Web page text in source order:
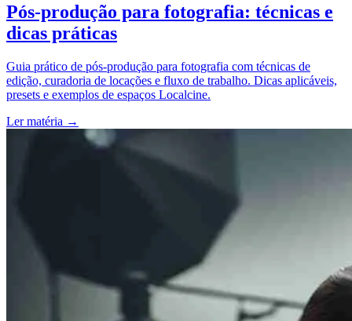
Pós-produção para fotografia: técnicas e
dicas práticas
Guia prático de pós-produção para fotografia com técnicas de
edição, curadoria de locações e fluxo de trabalho. Dicas aplicáveis,
presets e exemplos de espaços Localcine.
Ler matéria →